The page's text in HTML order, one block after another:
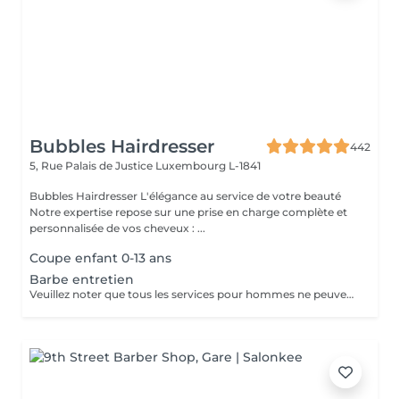
Bubbles Hairdresser
442
5, Rue Palais de Justice Luxembourg L-1841
Bubbles Hairdresser L'élégance au service de votre beauté
Notre expertise repose sur une prise en charge complète et
personnalisée de vos cheveux : ...
Coupe enfant 0-13 ans
Barbe entretien
Veuillez noter que tous les services pour hommes ne peuvent PAS être réservés en ligne. Merci d'appeler ou de passer pour réserver ces derniers. Quiconque ne respecte pas cela et réserve un service pour femme à la place ou utilise le compte d'une femme pour bloquer du temps pour le service d'un homme sera bloqué de toutes les réservations futures.